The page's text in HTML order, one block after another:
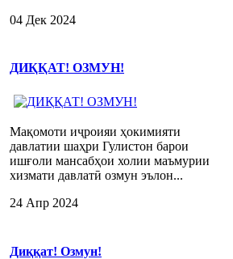
04 Дек 2024
ДИҚҚАТ! ОЗМУН!
Мақомоти иҷроияи ҳокимияти
давлатии шаҳри Гулистон барои
ишғоли мансабҳои холии маъмурии
хизмати давлатӣ озмун эълон...
24 Апр 2024
Диққат! Озмун!